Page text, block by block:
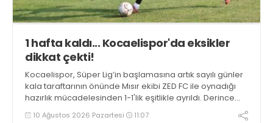
1 hafta kaldı... Kocaelispor'da eksikler
dikkat çekti!
Kocaelispor, Süper Lig’in başlamasına artık sayılı günler
kala taraftarının önünde Mısır ekibi ZED FC ile oynadığı
hazırlık mücadelesinden 1-1'lik eşitlikle ayrıldı. Derince
halkı, yeşil siyahlı takımı en iyi şekilde konuk etti.
10 Ağustos 2026 Pazartesi 11:07